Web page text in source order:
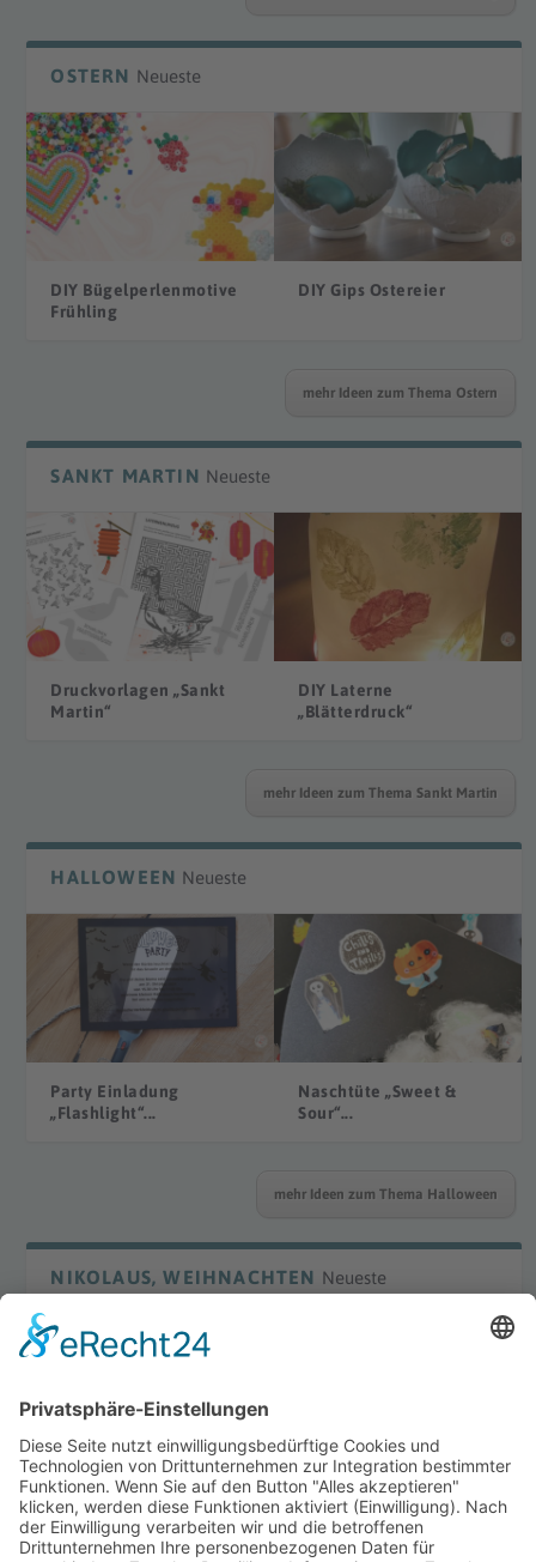
OSTERN Neueste
DIY Bügelperlenmotive
Frühling
DIY Gips Ostereier
mehr Ideen zum Thema Ostern
SANKT MARTIN Neueste
Druckvorlagen „Sankt
Martin“
DIY Laterne
„Blätterdruck“
mehr Ideen zum Thema Sankt Martin
HALLOWEEN Neueste
Party Einladung
„Flashlight“...
Naschtüte „Sweet &
Sour“...
mehr Ideen zum Thema Halloween
NIKOLAUS, WEIHNACHTEN Neueste
DIY Laterne „Waldorf“
DIY Bügelperlenmotive
Winter